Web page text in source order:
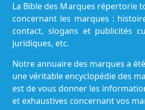
La Bible des Marques répertorie
concernant les marques :
contact, slogans et publicités
juridiques, etc.
Notre annuaire des marques a
une véritable encyclopédie des
est de vous donner les
et exhaustives concernant vos